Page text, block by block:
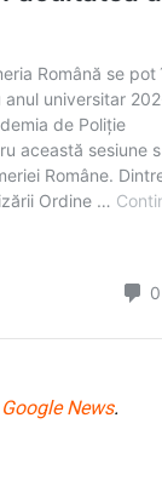
Google News.